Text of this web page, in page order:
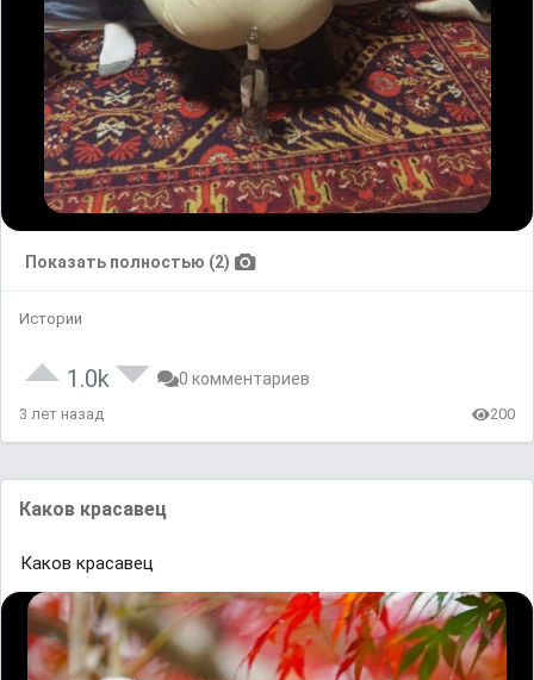
Показать полностью (2)
Истории
1.0k 0 комментариев
3 лет назад 200
Каков красавец
Каков красавец